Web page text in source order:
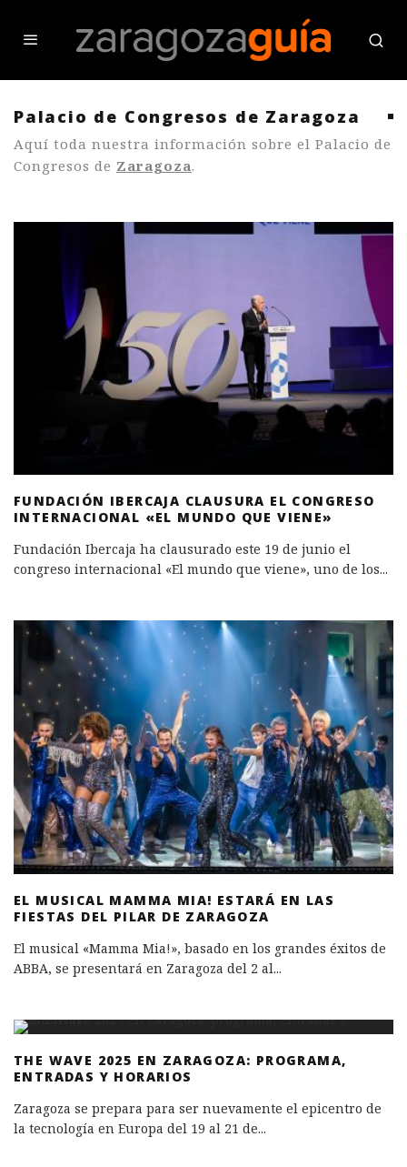
Palacio de Congresos de Zaragoza
Aquí toda nuestra información sobre el Palacio de
Congresos de Zaragoza.
FUNDACIÓN IBERCAJA CLAUSURA EL CONGRESO
INTERNACIONAL «EL MUNDO QUE VIENE»
Fundación Ibercaja ha clausurado este 19 de junio el
congreso internacional «El mundo que viene», uno de los...
EL MUSICAL MAMMA MIA! ESTARÁ EN LAS
FIESTAS DEL PILAR DE ZARAGOZA
El musical «Mamma Mia!», basado en los grandes éxitos de
ABBA, se presentará en Zaragoza del 2 al...
THE WAVE 2025 EN ZARAGOZA: PROGRAMA,
ENTRADAS Y HORARIOS
Zaragoza se prepara para ser nuevamente el epicentro de
la tecnología en Europa del 19 al 21 de...